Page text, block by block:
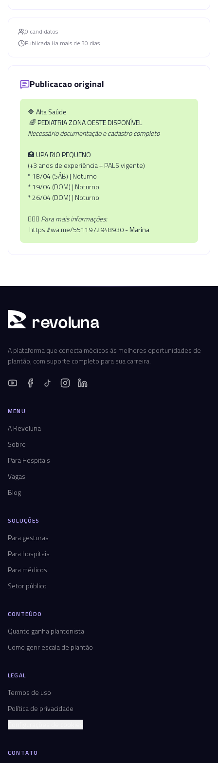
0 candidatos
Publicada Ha mais de 30 dias
Publicacao original
🔷Alta Saúde
🌈PEDIATRIA ZONA OESTE DISPONÍVEL
Necessário documentação e cadastro completo
🏥UPA RIO PEQUENO
(+3 anos de experiência + PALS vigente)
* 18/04 (SÁB) | Noturno
* 19/04 (DOM) | Noturno
* 26/04 (DOM) | Noturno
🙋🏻‍♀️ Para mais informações:
https://wa.me/5511972948930 -Marina
revoluna
A plataforma que conecta médicos às melhores oportunidades de
plantão, com suporte completo para sua carreira.
MENU
A Revoluna
Sobre
Para Hospitais
Vagas
Blog
SOLUÇÕES
Para gestoras
Para hospitais
Para médicos
Setor público
CONTEÚDO
Quanto ganha plantonista
Como gerir escala de plantão
LEGAL
Termos de uso
Política de privacidade
CONTATO